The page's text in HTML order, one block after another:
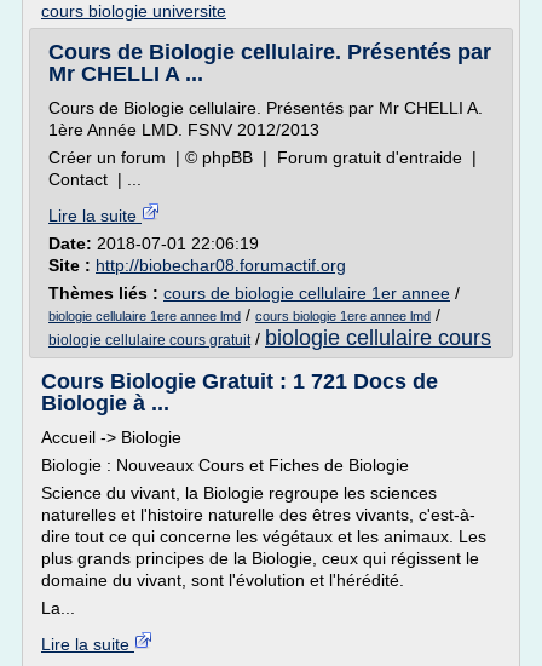
cours biologie universite
Cours de Biologie cellulaire. Présentés par
Mr CHELLI A ...
Cours de Biologie cellulaire. Présentés par Mr CHELLI A.
1ère Année LMD. FSNV 2012/2013
Créer un forum | © phpBB | Forum gratuit d'entraide |
Contact | ...
Lire la suite
Date: 2018-07-01 22:06:19
Site : http://biobechar08.forumactif.org
Thèmes liés : cours de biologie cellulaire 1er annee /
biologie cellulaire 1ere annee lmd / cours biologie 1ere annee lmd /
biologie cellulaire cours gratuit/ biologie cellulaire cours
Cours Biologie Gratuit : 1 721 Docs de
Biologie à ...
Accueil -> Biologie
Biologie : Nouveaux Cours et Fiches de Biologie
Science du vivant, la Biologie regroupe les sciences
naturelles et l'histoire naturelle des êtres vivants, c'est-à-
dire tout ce qui concerne les végétaux et les animaux. Les
plus grands principes de la Biologie, ceux qui régissent le
domaine du vivant, sont l'évolution et l'hérédité.
La...
Lire la suite